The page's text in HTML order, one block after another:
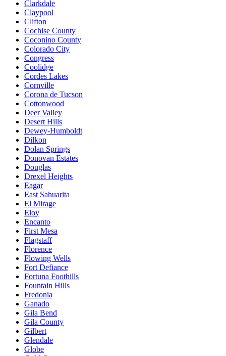
Clarkdale
Claypool
Clifton
Cochise County
Coconino County
Colorado City
Congress
Coolidge
Cordes Lakes
Cornville
Corona de Tucson
Cottonwood
Deer Valley
Desert Hills
Dewey-Humboldt
Dilkon
Dolan Springs
Donovan Estates
Douglas
Drexel Heights
Eagar
East Sahuarita
El Mirage
Eloy
Encanto
First Mesa
Flagstaff
Florence
Flowing Wells
Fort Defiance
Fortuna Foothills
Fountain Hills
Fredonia
Ganado
Gila Bend
Gila County
Gilbert
Glendale
Globe